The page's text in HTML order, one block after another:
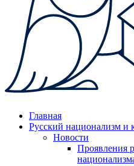
Главная
Русский национализм и
Новости
Проявления